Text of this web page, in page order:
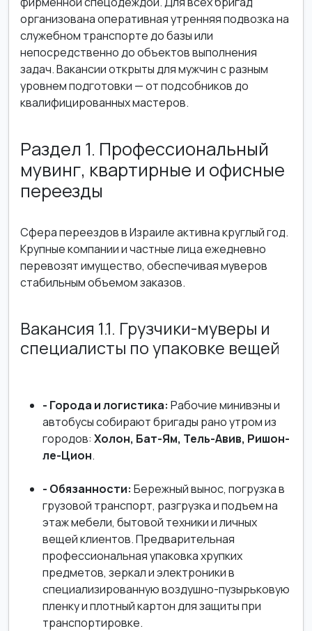
организована оперативная утренняя подвозка на
служебном транспорте до базы или
непосредственно до объектов выполнения
задач. Вакансии открыты для мужчин с разным
уровнем подготовки — от подсобников до
квалифицированных мастеров.
Раздел 1. Профессиональный
мувинг, квартирные и офисные
переезды
Сфера переездов в Израиле активна круглый год.
Крупные компании и частные лица ежедневно
перевозят имущество, обеспечивая муверов
стабильным объемом заказов.
Вакансия 1.1. Грузчики-муверы и
специалисты по упаковке вещей
- Города и логистика: Рабочие минивэны и
автобусы собирают бригады рано утром из
городов: Холон, Бат-Ям, Тель-Авив, Ришон-
ле-Цион.
- Обязанности: Бережный вынос, погрузка в
грузовой транспорт, разгрузка и подъем на
этаж мебели, бытовой техники и личных
вещей клиентов. Предварительная
профессиональная упаковка хрупких
предметов, зеркал и электроники в
специализированную воздушно-пузырьковую
пленку и плотный картон для защиты при
транспортировке.